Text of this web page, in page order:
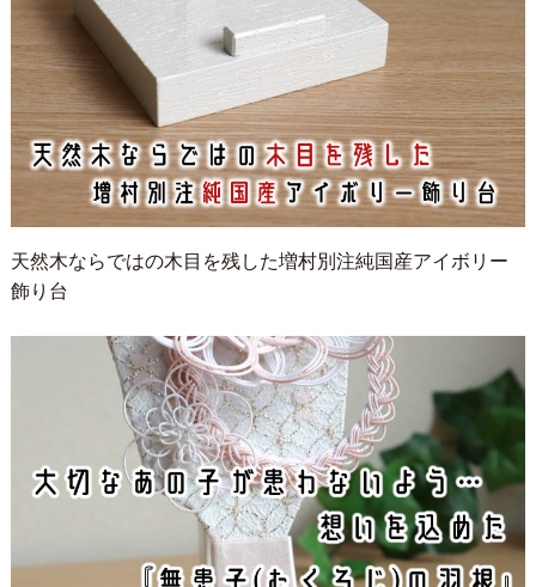
天然木ならではの木目を残した増村別注純国産アイボリー
飾り台